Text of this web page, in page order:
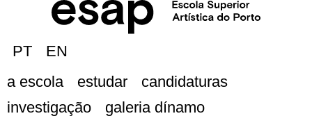
PT
EN
a escola
estudar
candidaturas
investigação
galeria dínamo